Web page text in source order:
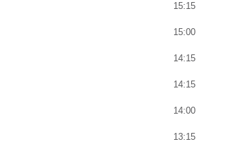
15:15
15:00
14:15
14:15
14:00
13:15